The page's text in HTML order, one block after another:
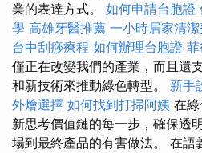
業的表達方式。 如何申請台胞證
學 高雄牙醫推薦 一小時居家清
台中刮痧療程 如何辦理台胞證
僅正在改變我們的產業，而且還
和新技術來推動綠色轉型。 新手
外燴選擇 如何找到打掃阿姨 在
新思考價值鏈的每一步，確保透
場到最終產品的有害做法。 在語